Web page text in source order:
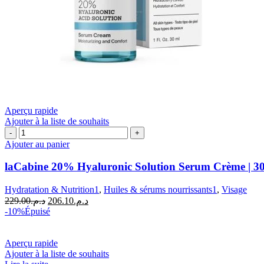
Aperçu rapide
Ajouter à la liste de souhaits
quantité
de
laCabine
20%
Hyaluronic
Solution
Serum
Crème
|
Ajouter au panier
laCabine 20% Hyaluronic Solution Serum Crème |
Hydratation & Nutrition1 , Huiles & sérums nourrissants1 , Visage
د.م.229.00
Le
prix
د.م.206.10
Le
-10%Épuisé
Aperçu rapide
Ajouter à la liste de souhaits